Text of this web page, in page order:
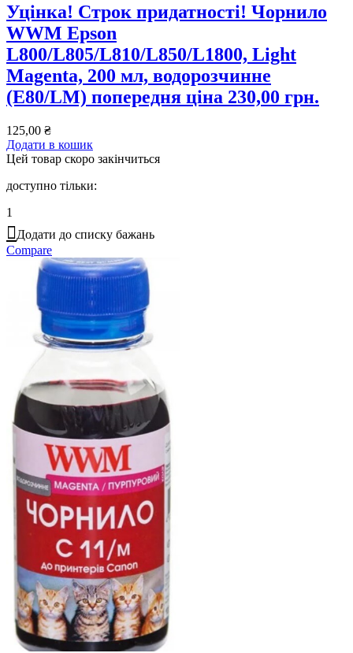
Уцінка! Строк придатності! Чорнило
WWM Epson
L800/L805/L810/L850/L1800, Light
Magenta, 200 мл, водорозчинне
(E80/LM) попередня ціна 230,00 грн.
125,00 ₴
Додати в кошик
Цей товар скоро закінчиться
доступно тільки:
1
Додати до списку бажань
Compare